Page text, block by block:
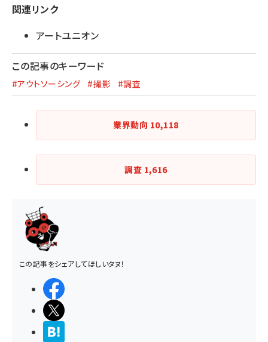
関連リンク
アートユニオン
この記事のキーワード
#アウトソーシング #撮影 #調査
業界動向 10,118
調査 1,616
この記事をシェアしてほしいタヌ！